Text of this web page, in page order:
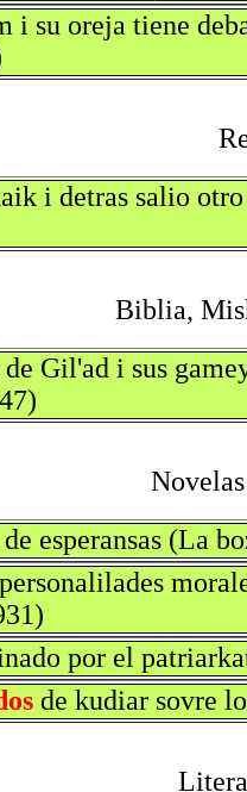
i su oreja tiene
i detras salio
Gil'ad i sus
esperansas (La
por el
de kudiar sovre